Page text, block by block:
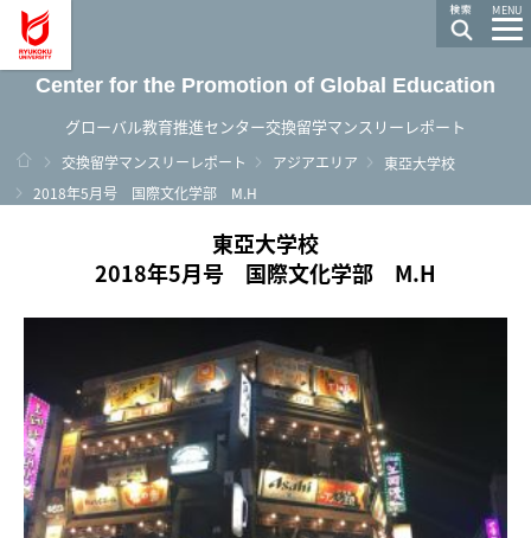
MENU
Center for the Promotion of Global Education
グローバル教育推進センター交換留学マンスリーレポート
ホーム
交換留学マンスリーレポート アジアエリア
東亞大学校
2018年5月号 国際文化学部 M.H
東亞大学校
2018年5月号 国際文化学部 M.H